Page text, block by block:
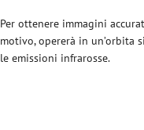
Per ottenere immagini
motivo, opererà in un’orbita
le emissioni infrarosse.